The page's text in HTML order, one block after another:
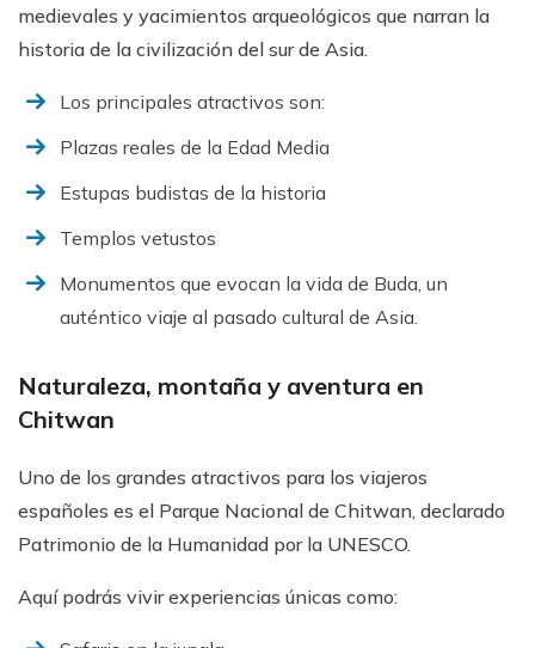
medievales y yacimientos arqueológicos que narran la
historia de la civilización del sur de Asia.
Los principales atractivos son:
Plazas reales de la Edad Media
Estupas budistas de la historia
Templos vetustos
Monumentos que evocan la vida de Buda, un
auténtico viaje al pasado cultural de Asia.
Naturaleza, montaña y aventura en
Chitwan
Uno de los grandes atractivos para los viajeros
españoles es el Parque Nacional de Chitwan, declarado
Patrimonio de la Humanidad por la UNESCO.
Aquí podrás vivir experiencias únicas como: